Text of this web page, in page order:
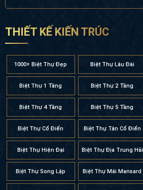
THIẾT KẾ KIẾN TRÚC
1000+ Biệt Thự Đẹp Biệt Thự Lâu Đài
Biệt Thự 1 Tầng Biệt Thự 2 Tầng
Biệt Thự 4 Tầng Biệt Thự 5 Tầng
Biệt Thự Cổ Điển Biệt Thự Tân Cổ Điển
Biệt Thự Hiện Đại Biệt Thự Địa Trung Hải
Biệt Thự Song Lập Biệt Thự Mái Mansard